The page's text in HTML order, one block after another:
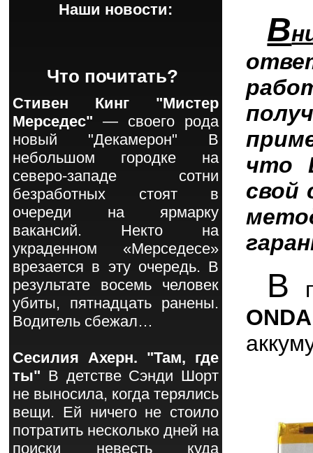
В
что
свой
В
Наши новости:
Что почитать?
Стивен Кинг "Мистер
Мерседес" — своего рода
новый "Декамерон" В
небольшом городке на
северо-западе сотни
безработных стоят в
очереди на ярмарку
вакансий. Некто на
украденном «Мерседесе»
врезается в эту очередь. В
результате восемь человек
убиты, пятнадцать ранены.
Водитель сбежал…
Сесилия Ахерн. "Там, где
ты" В детстве Сэнди Шорт
не выносила, когда терялись
вещи. Ей ничего не стоило
потратить несколько дней на
поиски невесть куда